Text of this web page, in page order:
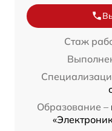
Стаж
Образование –